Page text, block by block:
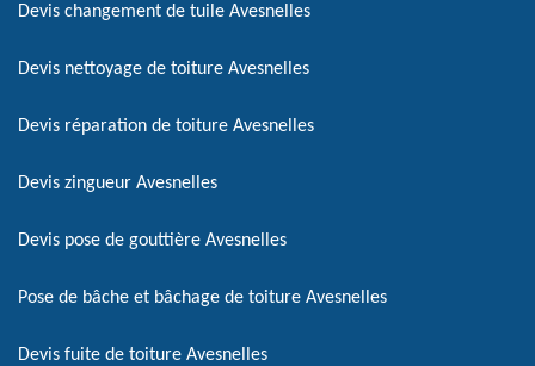
Devis changement de tuile Avesnelles
Devis nettoyage de toiture Avesnelles
Devis réparation de toiture Avesnelles
Devis zingueur Avesnelles
Devis pose de gouttière Avesnelles
Pose de bâche et bâchage de toiture Avesnelles
Devis fuite de toiture Avesnelles